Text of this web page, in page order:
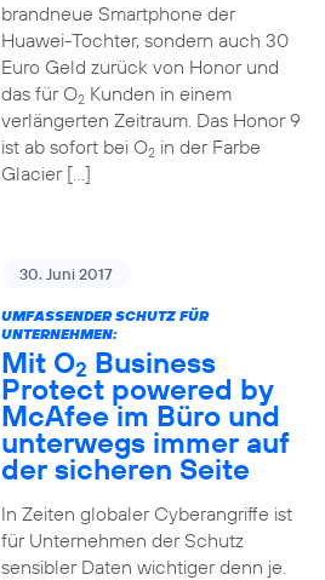
brandneue Smartphone der
Huawei-Tochter, sondern auch 30
Euro Geld zurück von Honor und
das für O2Kunden in einem
verlängerten Zeitraum. Das Honor 9
ist ab sofort bei O2in der Farbe
Glacier […]
30. Juni 2017
UMFASSENDER SCHUTZ FÜR
UNTERNEHMEN:
Mit O2 Business
Protect powered by
McAfee im Büro und
unterwegs immer auf
der sicheren Seite
In Zeiten globaler Cyberangriffe ist
für Unternehmen der Schutz
sensibler Daten wichtiger denn je.